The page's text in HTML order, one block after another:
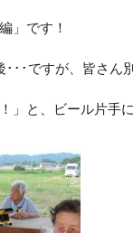
」です！
･･ですが、皆さん
」と、ビール片手